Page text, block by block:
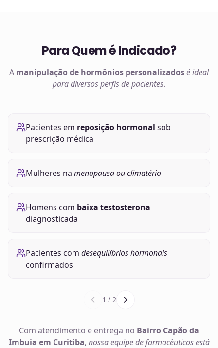
Para Quem é Indicado?
A manipulação de hormônios personalizadosé ideal
para diversos perfis de pacientes.
Pacientes em reposição hormonal sob
prescrição médica
Mulheres na menopausa ou climatério
Homens com baixa testosterona
diagnosticada
Pacientes com desequilíbrios hormonais
confirmados
1 / 2
Com atendimento e entrega no Bairro Capão da
Imbuia em Curitiba, nossa equipe de farmacêuticos está